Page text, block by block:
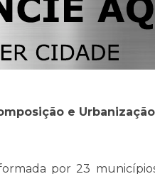
e Urbanização
por 23